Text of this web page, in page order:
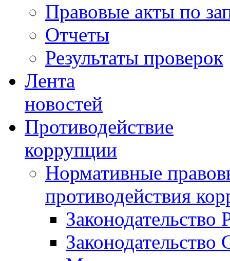
Правовые акты по
Отчеты
Результаты проверок
Лента
новостей
Противодействие
коррупции
Нормативные
противодействия
Законодательство